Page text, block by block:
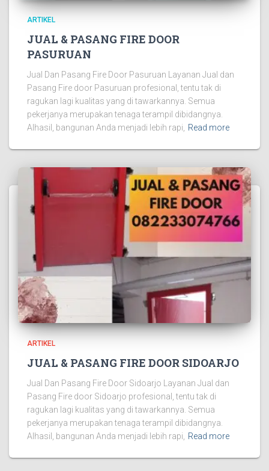
ARTIKEL
JUAL & PASANG FIRE DOOR
PASURUAN
Jual Dan Pasang Fire Door Pasuruan Layanan Jual dan
Pasang Fire door Pasuruan profesional, tentu tak di
ragukan lagi kualitas yang di tawarkannya. Semua
pekerjanya merupakan tenaga terampil dibidangnya.
Alhasil, bangunan Anda menjadi lebih rapi, Read more
ARTIKEL
JUAL & PASANG FIRE DOOR SIDOARJO
Jual Dan Pasang Fire Door Sidoarjo Layanan Jual dan
Pasang Fire door Sidoarjo profesional, tentu tak di
ragukan lagi kualitas yang di tawarkannya. Semua
pekerjanya merupakan tenaga terampil dibidangnya.
Alhasil, bangunan Anda menjadi lebih rapi,
Read more